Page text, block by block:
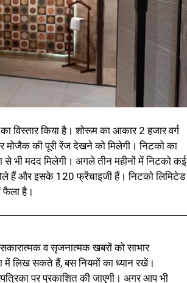
विस्तार किया है। शोरूम का आकार 2 हजार वर्ग
मोजैक की पूरी रेंज देखने को मिलेगी। निटको का
से भी मदद मिलेगी। अगले तीन महीनों में निटको कई
हैं और इसके 120 फ्रेंचाइजी हैं। निटको लिमिटेड
फैला है।
व सृजनात्मक खबरों को साभार
लिख सकते हैं, बस नियमों का ध्यान रखें।
पर प्रकाशित की जाएगी। अगर आप भी